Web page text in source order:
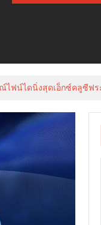
ไฟน์ไดนิ่งสุดเอ็กซ์คลูซีฟ